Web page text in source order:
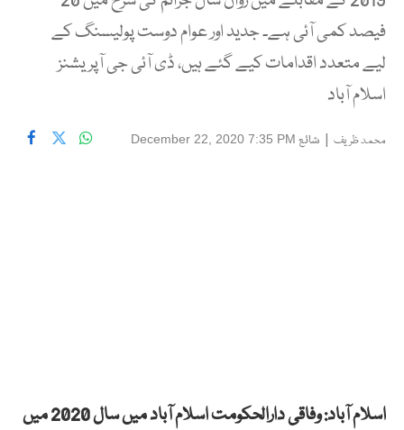
فیصد کمی آئی ہے۔ جدید اور عوام دوست پولیسنگ کے
لیے متعدد اقدامات کیے گئے ہیں، ڈی آئی جی آپریشنز
اسلام آباد
محمد ظریف | شائع December 22, 2020 7:35 PM
اسلام آباد: وفاقی دارالحکومت اسلام آباد میں سال 2020 میں